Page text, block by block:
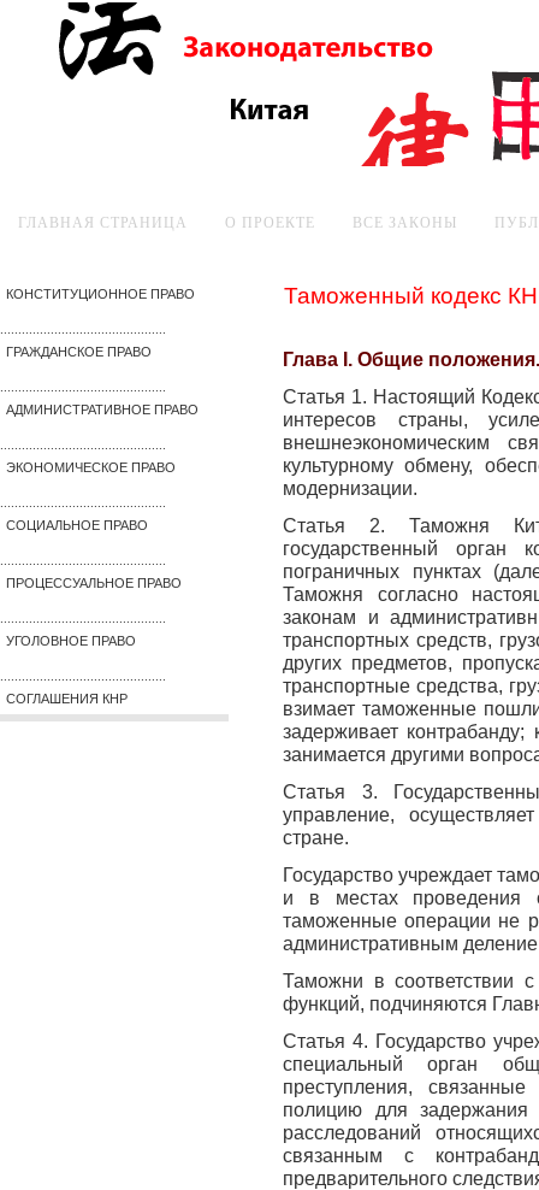
ГЛАВНАЯ СТРАНИЦА О ПРОЕКТЕ ВСЕ ЗАКОНЫ
КОНСТИТУЦИОННОЕ ПРАВО
ГРАЖДАНСКОЕ ПРАВО
АДМИНИСТРАТИВНОЕ ПРАВО
ЭКОНОМИЧЕСКОЕ ПРАВО
СОЦИАЛЬНОЕ ПРАВО
ПРОЦЕССУАЛЬНОЕ ПРАВО
УГОЛОВНОЕ ПРАВО
СОГЛАШЕНИЯ КНР
Таможенный кодекс
Глава I. Общие положения.
Статья 1. Настоящий
интересов страны,
внешнеэкономическим
культурному обмену,
модернизации.
Статья 2. Таможня
государственный орган
пограничных пунктах
Таможня согласно
законам и
транспортных средств,
других предметов,
транспортные средства,
взимает таможенные
задерживает
занимается другими
Статья 3.
управление,
стране.
Государство учреждает
и в местах проведения
таможенные операции не
административным
Таможни в соответствии
функций, подчиняются
Статья 4. Государство
специальный орган
преступления,
полицию для задержания
расследований
связанным с
предварительного